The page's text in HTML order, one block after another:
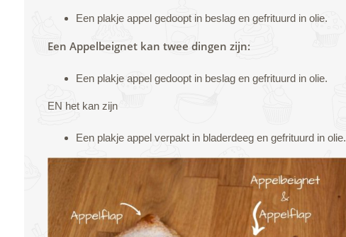
Een plakje appel gedoopt in beslag en gefrituurd in olie.
Een Appelbeignet kan twee dingen zijn:
Een plakje appel gedoopt in beslag en gefrituurd in olie.
EN het kan zijn
Een plakje appel verpakt in bladerdeeg en gefrituurd in olie.